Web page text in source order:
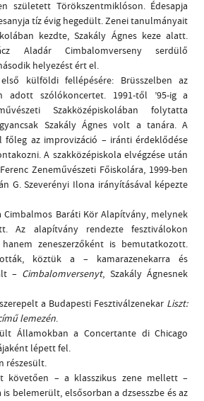
született Törökszentmiklóson. Édesapja
tíz évig hegedült. Zenei tanulmányait
kezdte, Szakály Ágnes keze alatt.
Aladár Cimbalomverseny serdülő
helyezést ért el.
külföldi fellépésére: Brüsszelben az
adott szólókoncertet. 1991-től ’95-ig a
Szakközépiskolában folytatta
Szakály Ágnes volt a tanára. A
főleg az improvizáció – iránti érdeklődése
A szakközépiskola elvégzése után
Zeneművészeti Főiskolára, 1999-ben
G. Szeverényi Ilona irányításával képezte
Cimbalmos Baráti Kör Alapítvány, melynek
Az alapítvány rendezte fesztiválokon
zeneszerzőként is bemutatkozott.
köztük a – kamarazenekarra és
– Cimbalomversenyt, Szakály Ágnesnek
a Budapesti Fesztiválzenekar Liszt:
lemezén.
Államokban a Concertante di Chicago
lépett fel.
részesült.
követően – a klasszikus zene mellett –
belemerült, elsősorban a dzsesszbe és az